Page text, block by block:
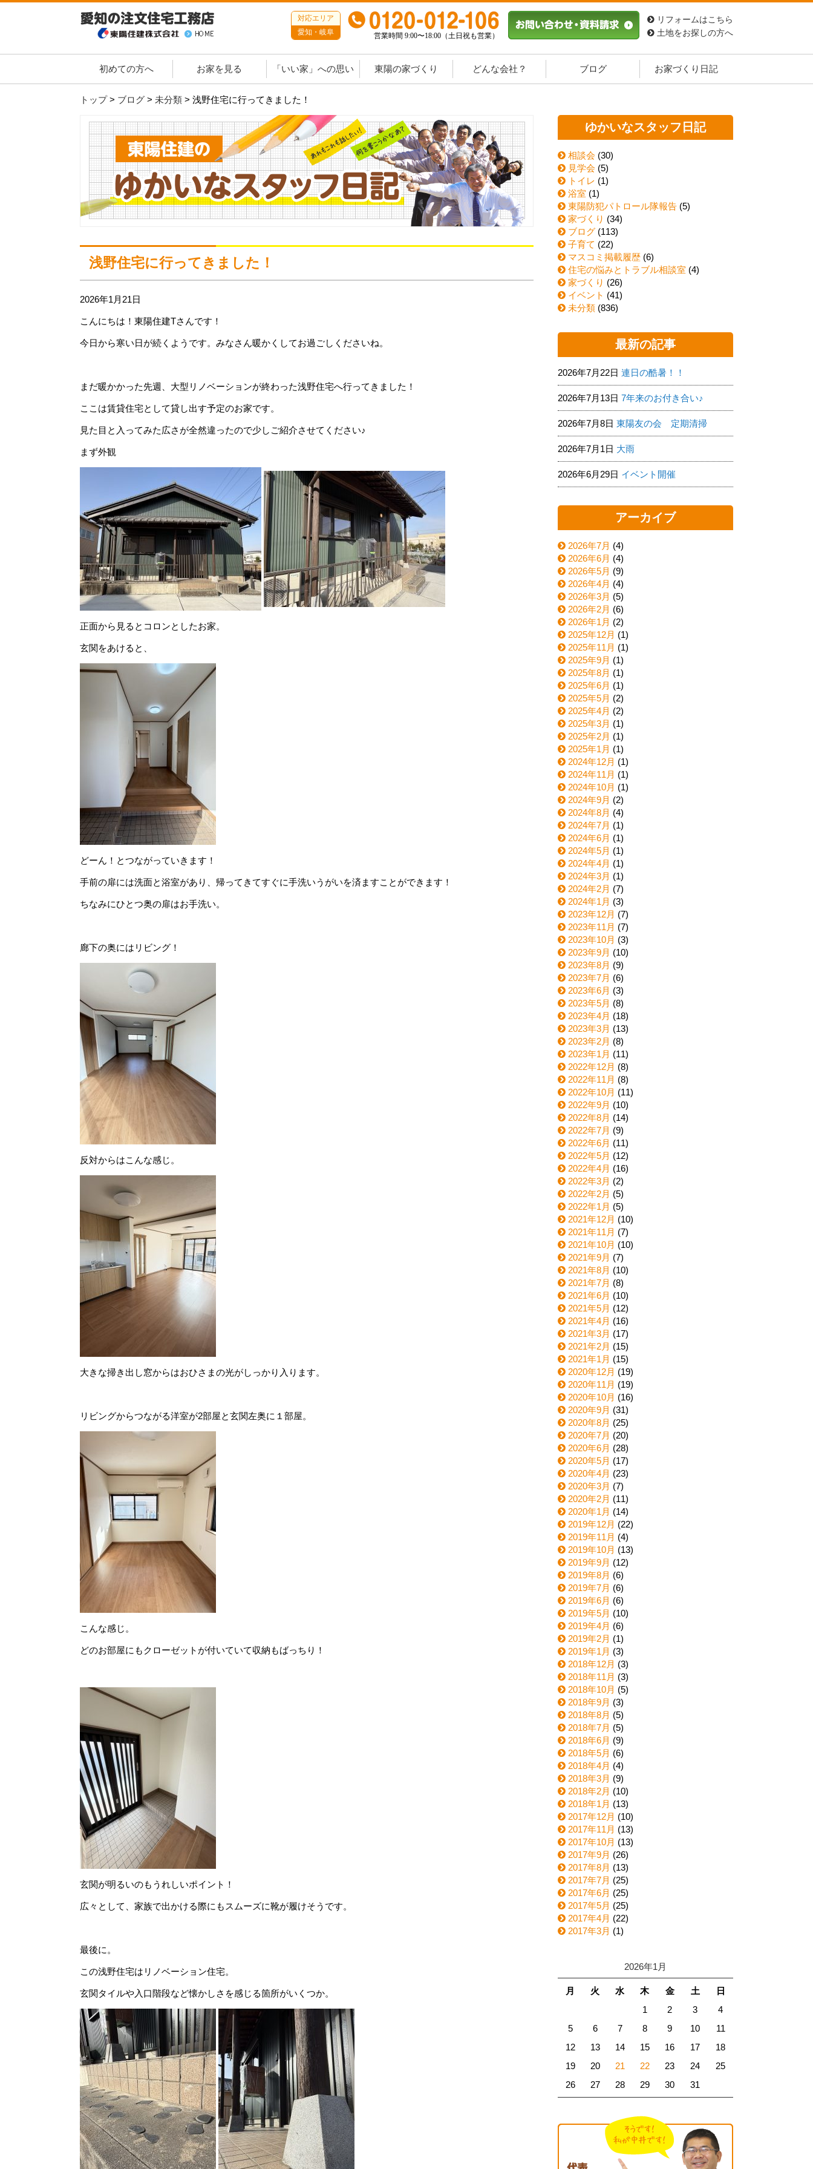
対応エリア
愛知・岐阜
営業時間 9:00〜18:00（土日祝も営業）
リフォームはこちら
土地をお探しの方へ
初めての方へ お家を見る 「いい家」への思い 東陽の家づくり どんな会社？ ブログ お家づくり日記
トップ> ブログ > 未分類 > 浅野住宅に行ってきました！
浅野住宅に行ってきました！
2026年1月21日
こんにちは！東陽住建Tさんです！
今日から寒い日が続くようです。みなさん暖かくしてお過ごしくださいね。
まだ暖かかった先週、大型リノベーションが終わった浅野住宅へ行ってきました！
ここは賃貸住宅として貸し出す予定のお家です。
見た目と入ってみた広さが全然違ったので少しご紹介させてください♪
まず外観
正面から見るとコロンとしたお家。
玄関をあけると、
どーん！とつながっていきます！
手前の扉には洗面と浴室があり、帰ってきてすぐに手洗いうがいを済ますことができます！
ちなみにひとつ奥の扉はお手洗い。
廊下の奥にはリビング！
反対からはこんな感じ。
大きな掃き出し窓からはおひさまの光がしっかり入ります。
リビングからつながる洋室が2部屋と玄関左奥に１部屋。
こんな感じ。
どのお部屋にもクローゼットが付いていて収納もばっちり！
玄関が明るいのもうれしいポイント！
広々として、家族で出かける際にもスムーズに靴が履けそうです。
最後に。
この浅野住宅はリノベーション住宅。
玄関タイルや入口階段など懐かしさを感じる箇所がいくつか。
ゆかいなスタッフ日記
相談会 (30)
見学会 (5)
トイレ (1)
浴室 (1)
東陽防犯パトロール隊報告 (5)
家づくり (34)
ブログ (113)
子育て (22)
マスコミ掲載履歴 (6)
住宅の悩みとトラブル相談室 (4)
家づくり (26)
イベント (41)
未分類 (836)
最新の記事
2026年7月22日 連日の酷暑！！
2026年7月13日 7年来のお付き合い♪
2026年7月8日 東陽友の会 定期清掃
2026年7月1日 大雨
2026年6月29日 イベント開催
アーカイブ
2026年7月 (4)
2026年6月 (4)
2026年5月 (9)
2026年4月 (4)
2026年3月 (5)
2026年2月 (6)
2026年1月 (2)
2025年12月 (1)
2025年11月 (1)
2025年9月 (1)
2025年8月 (1)
2025年6月 (1)
2025年5月 (2)
2025年4月 (2)
2025年3月 (1)
2025年2月 (1)
2025年1月 (1)
2024年12月 (1)
2024年11月 (1)
2024年10月 (1)
2024年9月 (2)
2024年8月 (4)
2024年7月 (1)
2024年6月 (1)
2024年5月 (1)
2024年4月 (1)
2024年3月 (1)
2024年2月 (7)
2024年1月 (3)
2023年12月 (7)
2023年11月 (7)
2023年10月 (3)
2023年9月 (10)
2023年8月 (9)
2023年7月 (6)
2023年6月 (3)
2023年5月 (8)
2023年4月 (18)
2023年3月 (13)
2023年2月 (8)
2023年1月 (11)
2022年12月 (8)
2022年11月 (8)
2022年10月 (11)
2022年9月 (10)
2022年8月 (14)
2022年7月 (9)
2022年6月 (11)
2022年5月 (12)
2022年4月 (16)
2022年3月 (2)
2022年2月 (5)
2022年1月 (5)
2021年12月 (10)
2021年11月 (7)
2021年10月 (10)
2021年9月 (7)
2021年8月 (10)
2021年7月 (8)
2021年6月 (10)
2021年5月 (12)
2021年4月 (16)
2021年3月 (17)
2021年2月 (15)
2021年1月 (15)
2020年12月 (19)
2020年11月 (19)
2020年10月 (16)
2020年9月 (31)
2020年8月 (25)
2020年7月 (20)
2020年6月 (28)
2020年5月 (17)
2020年4月 (23)
2020年3月 (7)
2020年2月 (11)
2020年1月 (14)
2019年12月 (22)
2019年11月 (4)
2019年10月 (13)
2019年9月 (12)
2019年8月 (6)
2019年7月 (6)
2019年6月 (6)
2019年5月 (10)
2019年4月 (6)
2019年2月 (1)
2019年1月 (3)
2018年12月 (3)
2018年11月 (3)
2018年10月 (5)
2018年9月 (3)
2018年8月 (5)
2018年7月 (5)
2018年6月 (9)
2018年5月 (6)
2018年4月 (4)
2018年3月 (9)
2018年2月 (10)
2018年1月 (13)
2017年12月 (10)
2017年11月 (13)
2017年10月 (13)
2017年9月 (26)
2017年8月 (13)
2017年7月 (25)
2017年6月 (25)
2017年5月 (25)
2017年4月 (22)
2017年3月 (1)
2026年1月
月 火 水 木 金 土
日
1
2 3
4
5
6 7 8 9 10
11
12
13 14 15 16 17
18
19
20 21 22 23 24
25
26
27 28 29 30 31